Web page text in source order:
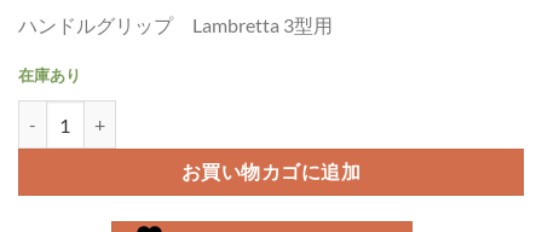
ハンドルグリップ Lambretta 3型用
在庫あり
お買い物カゴに追加